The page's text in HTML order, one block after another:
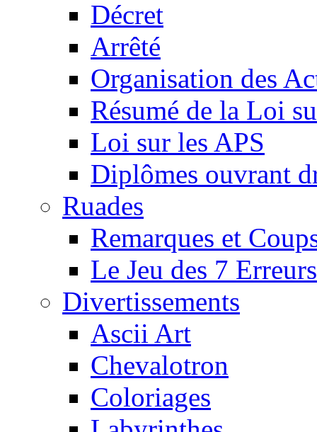
Décret
Arrêté
Organisation des
Résumé de la Loi
Loi sur les APS
Diplômes ouvrant
Ruades
Remarques et
Le Jeu des 7 Erreurs
Divertissements
Ascii Art
Chevalotron
Coloriages